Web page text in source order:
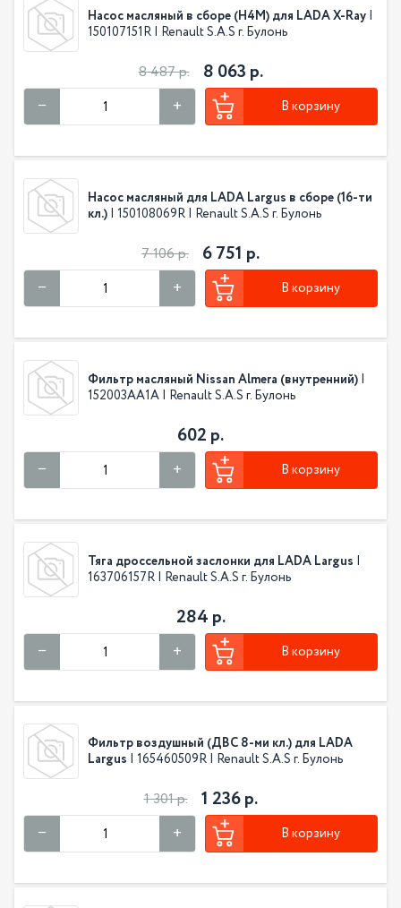
Насос масляный в сборе (H4M) для LADA X-Ray |
150107151R | Renault S.A.S г. Булонь
8 487 р. 8 063 р.
В корзину
Насос масляный для LADA Largus в сборе (16-ти
кл.) | 150108069R | Renault S.A.S г. Булонь
7 106 р. 6 751 р.
В корзину
Фильтр масляный Nissan Almera (внутренний) |
152003AA1A | Renault S.A.S г. Булонь
602 р.
В корзину
Тяга дроссельной заслонки для LADA Largus |
163706157R | Renault S.A.S г. Булонь
284 р.
В корзину
Фильтр воздушный (ДВС 8-ми кл.) для LADA
Largus | 165460509R | Renault S.A.S г. Булонь
1 301 р. 1 236 р.
В корзину